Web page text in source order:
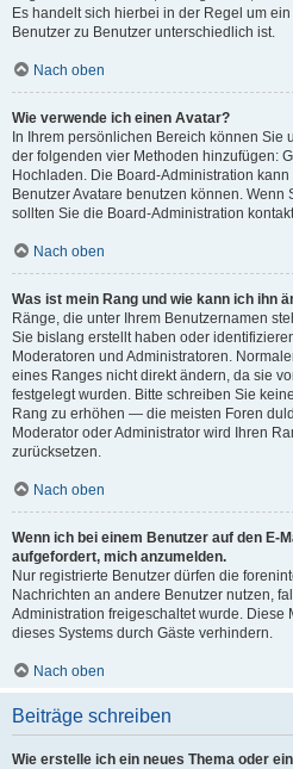
Es handelt sich hierbei in der Regel um
Benutzer zu Benutzer unterschiedlich ist.
Nach oben
Wie verwende ich einen Avatar?
In Ihrem persönlichen Bereich können Sie
der folgenden vier Methoden hinzufügen:
Hochladen. Die Board-Administration
Benutzer Avatare benutzen können.
sollten Sie die Board-Administration
Nach oben
Was ist mein Rang und wie kann ich ihn
Ränge, die unter Ihrem Benutzernamen
Sie bislang erstellt haben oder
Moderatoren und Administratoren.
eines Ranges nicht direkt ändern, da sie
festgelegt wurden. Bitte schreiben Sie
Rang zu erhöhen — die meisten Foren
Moderator oder Administrator wird Ihren
zurücksetzen.
Nach oben
Wenn ich bei einem Benutzer auf den E-
aufgefordert, mich anzumelden.
Nur registrierte Benutzer dürfen die
Nachrichten an andere Benutzer nutzen,
Administration freigeschaltet wurde. Diese
dieses Systems durch Gäste verhindern.
Nach oben
Beiträge schreiben
Wie erstelle ich ein neues Thema oder